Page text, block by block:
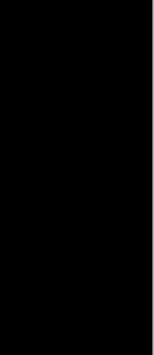
y general
Tomorrow fué
We Were